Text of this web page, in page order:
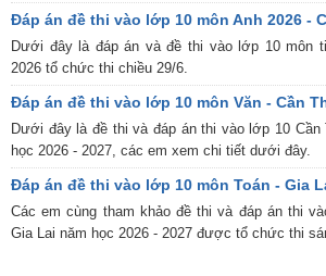
Đáp án đề thi vào lớp 10 môn Anh 2026 -
Dưới đây là đáp án và đề thi vào lớp 10 môn
2026 tổ chức thi chiều 29/6.
Đáp án đề thi vào lớp 10 môn Văn - Cần
Dưới đây là đề thi và đáp án thi vào lớp 10
học 2026 - 2027, các em xem chi tiết dưới đây.
Đáp án đề thi vào lớp 10 môn Toán - Gia
Các em cùng tham khảo đề thi và đáp án thi
Gia Lai năm học 2026 - 2027 được tổ chức thi